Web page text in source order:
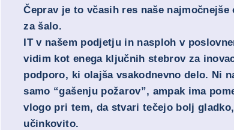
Čeprav je to včasih res naše najmočnejše
za šalo.
IT v našem podjetju in nasploh v
vidim kot enega ključnih stebrov za
podporo, ki olajša vsakodnevno delo. Ni
samo “gašenju požarov”, ampak ima
vlogo pri tem, da stvari tečejo bolj
učinkovito.